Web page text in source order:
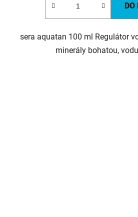
DO
sera aquatan 100 ml Regulátor
minerály bohatou,